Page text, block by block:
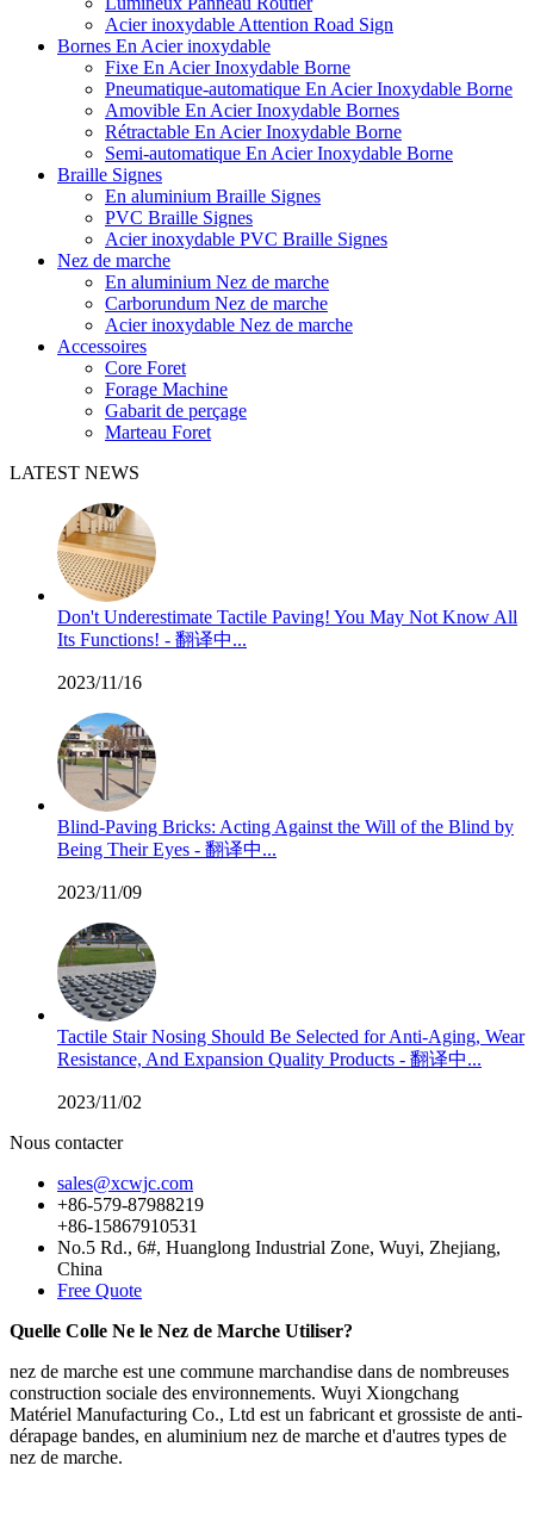
Acier inoxydable Attention Road Sign
Bornes En Acier inoxydable
Fixe En Acier Inoxydable Borne
Pneumatique-automatique En Acier Inoxydable Borne
Amovible En Acier Inoxydable Bornes
Rétractable En Acier Inoxydable Borne
Semi-automatique En Acier Inoxydable Borne
Braille Signes
En aluminium Braille Signes
PVC Braille Signes
Acier inoxydable PVC Braille Signes
Nez de marche
En aluminium Nez de marche
Carborundum Nez de marche
Acier inoxydable Nez de marche
Accessoires
Core Foret
Forage Machine
Gabarit de perçage
Marteau Foret
LATEST NEWS
Don't Underestimate Tactile Paving! You May Not Know All
Its Functions! - 翻译中...
2023/11/16
Blind-Paving Bricks: Acting Against the Will of the Blind by
Being Their Eyes - 翻译中...
2023/11/09
Tactile Stair Nosing Should Be Selected for Anti-Aging, Wear
Resistance, And Expansion Quality Products - 翻译中...
2023/11/02
Nous contacter
sales@xcwjc.com
+86-579-87988219
+86-15867910531
No.5 Rd., 6#, Huanglong Industrial Zone, Wuyi, Zhejiang,
China
Free Quote
Quelle Colle Ne le Nez de Marche Utiliser?
nez de marche est une commune marchandise dans de nombreuses
construction sociale des environnements. Wuyi Xiongchang
Matériel Manufacturing Co., Ltd est un fabricant et grossiste de anti-
dérapage bandes, en aluminium nez de marche et d'autres types de
nez de marche.